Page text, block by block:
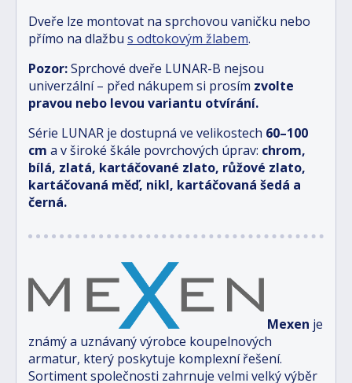
Dveře lze montovat na sprchovou vaničku nebo
přímo na dlažbu s odtokovým žlabem.
Pozor:Sprchové dveře LUNAR-B nejsou
univerzální – před nákupem si prosím zvolte
pravou nebo levou variantu otvírání.
Série LUNAR je dostupná ve velikostech 60–100
cm a v široké škále povrchových úprav: chrom,
bílá, zlatá, kartáčované zlato, růžové zlato,
kartáčovaná měď, nikl, kartáčovaná šedá a
černá.
Mexen je
známý a uznávaný výrobce koupelnových
armatur, který poskytuje komplexní řešení.
Sortiment společnosti zahrnuje velmi velký výběr